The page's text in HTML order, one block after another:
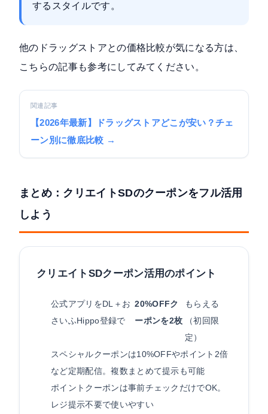
するスタイルです。
他のドラッグストアとの価格比較が気になる方は、
こちらの記事も参考にしてみてください。
関連記事
【2026年最新】ドラッグストアどこが安い？チェ
ーン別に徹底比較 →
まとめ：クリエイトSDのクーポンをフル活用
しよう
クリエイトSDクーポン活用のポイント
公式アプリをDL＋お
さいふHippo登録で
20%OFFク
ーポンを2枚
もらえる
（初回限
定）
スペシャルクーポンは10%OFFやポイント2倍
など定期配信。複数まとめて提示も可能
ポイントクーポンは事前チェックだけでOK。
レジ提示不要で使いやすい